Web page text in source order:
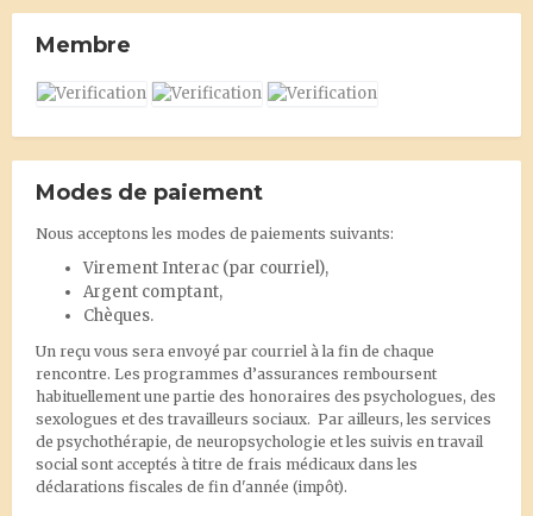
Membre
Modes de paiement
Nous acceptons les modes de paiements suivants:
Virement Interac (par courriel),
Argent comptant,
Chèques.
Un reçu vous sera envoyé par courriel à la fin de chaque
rencontre. Les programmes d’assurances remboursent
habituellement une partie des honoraires des psychologues, des
sexologues et des travailleurs sociaux. Par ailleurs, les services
de psychothérapie, de neuropsychologie et les suivis en travail
social sont acceptés à titre de frais médicaux dans les
déclarations fiscales de fin d'année (impôt).